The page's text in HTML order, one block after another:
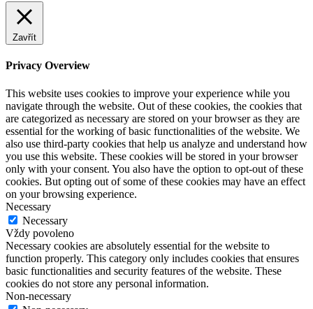
Zavřít
Privacy Overview
This website uses cookies to improve your experience while you
navigate through the website. Out of these cookies, the cookies that
are categorized as necessary are stored on your browser as they are
essential for the working of basic functionalities of the website. We
also use third-party cookies that help us analyze and understand how
you use this website. These cookies will be stored in your browser
only with your consent. You also have the option to opt-out of these
cookies. But opting out of some of these cookies may have an effect
on your browsing experience.
Necessary
Necessary
Vždy povoleno
Necessary cookies are absolutely essential for the website to
function properly. This category only includes cookies that ensures
basic functionalities and security features of the website. These
cookies do not store any personal information.
Non-necessary